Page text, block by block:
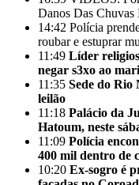
Danos Das
14:42 Polícia
roubar e estuprar
11:49 Líder
negar s3xo ao
11:35 Sede do Rio
leilão
11:18 Palácio da
Hatoum, neste
11:09 Polícia
400 mil dentro de
10:20 Ex-sogro é